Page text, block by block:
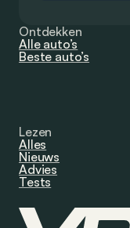
Ontdekken
Alle auto’s
Beste auto’s
Lezen
Alles
Nieuws
Advies
Tests